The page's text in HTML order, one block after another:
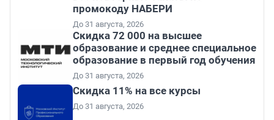
промокоду НАБЕРИ
До 31 августа, 2026
Скидка 72 000 на высшее
образование и среднее специальное
образование в первый год обучения
До 31 августа, 2026
Скидка 11% на все курсы
До 31 августа, 2026